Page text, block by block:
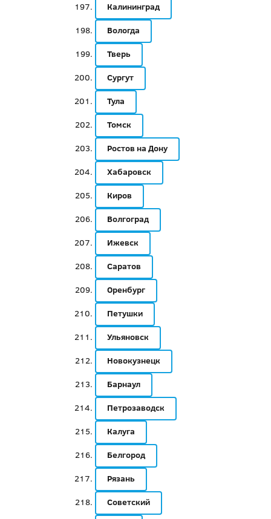
Калининград
Вологда
Тверь
Сургут
Тула
Томск
Ростов на Дону
Хабаровск
Киров
Волгоград
Ижевск
Саратов
Оренбург
Петушки
Ульяновск
Новокузнецк
Барнаул
Петрозаводск
Калуга
Белгород
Рязань
Советский